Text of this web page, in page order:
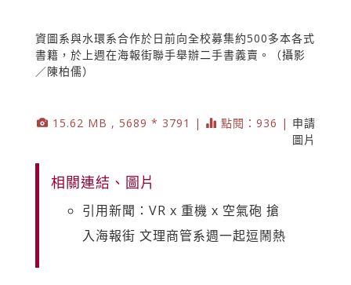
資圖系與水環系合作於日前向全校募集約500多本各式
書籍，於上週在海報街聯手舉辦二手書義賣。（攝影
／陳柏儒）
15.62 MB , 5689 * 3791 | 點閱：936 | 申請
圖片
相關連結、圖片
引用新聞：VR x 重機 x 空氣砲 搶
入海報街 文理商管系週一起逗鬧熱